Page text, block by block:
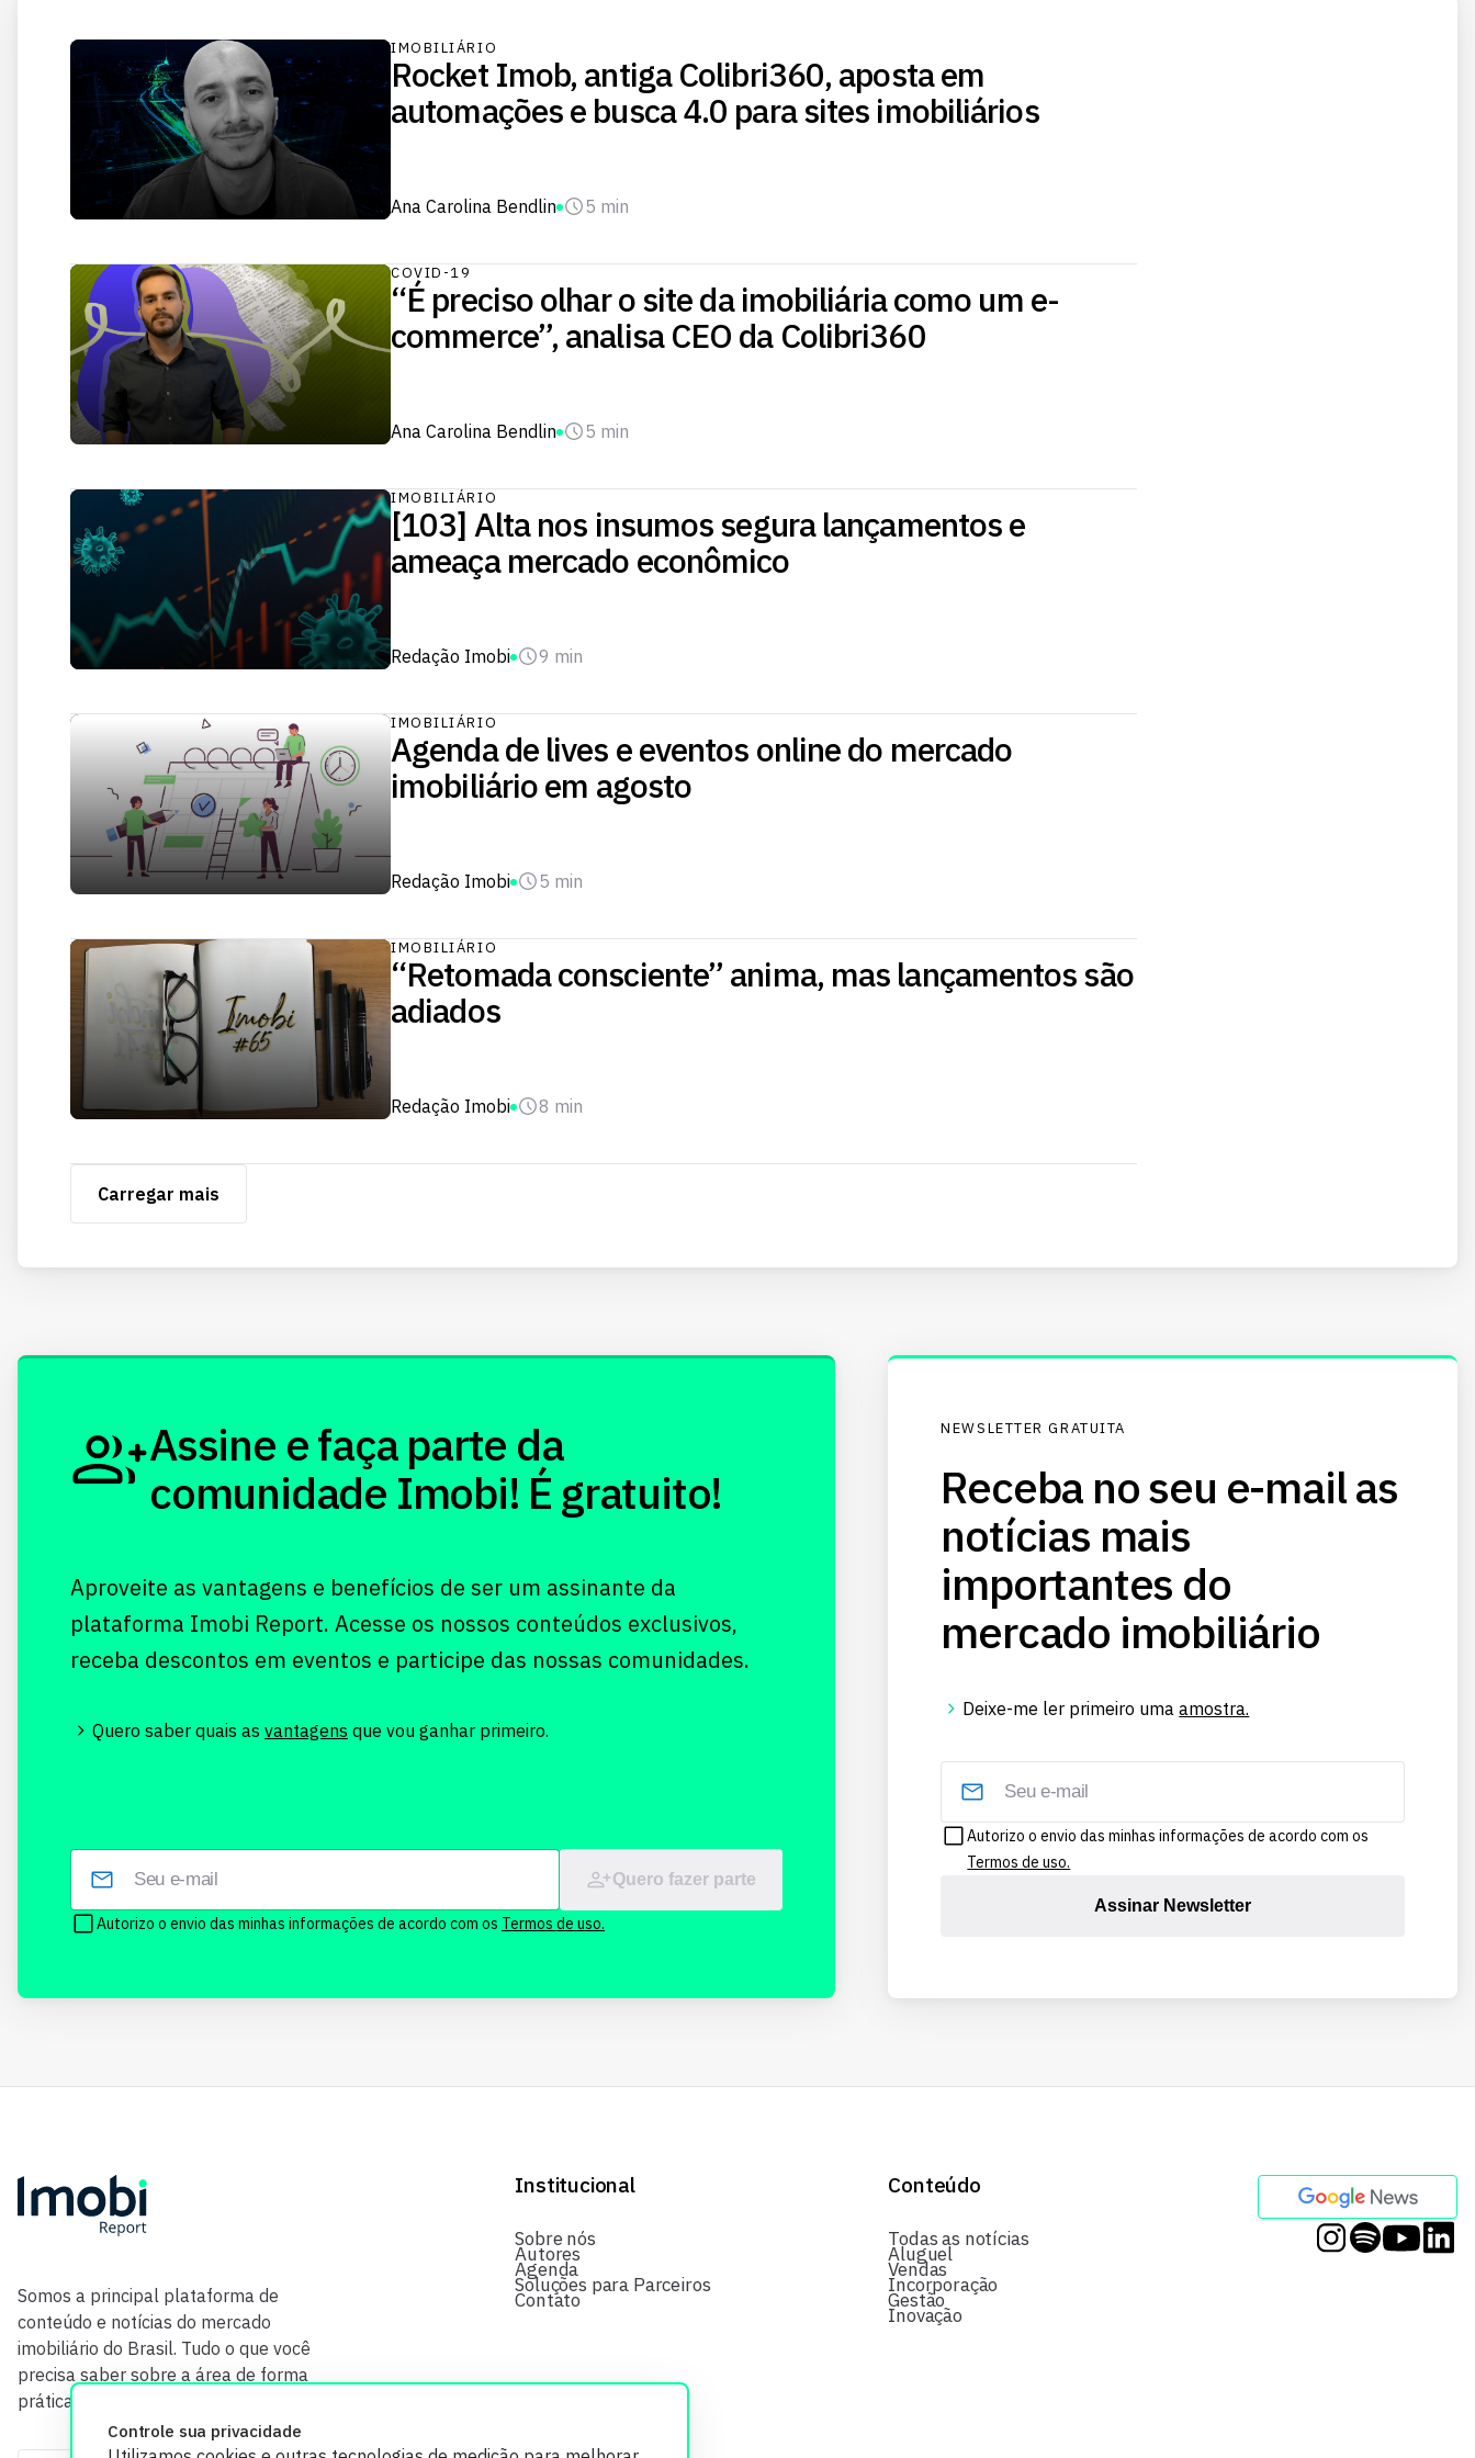
IMOBILIÁRIO
Rocket Imob, antiga Colibri360, aposta em
automações e busca 4.0 para sites imobiliários
Ana Carolina Bendlin 5 min
COVID-19
“É preciso olhar o site da imobiliária como um e-
commerce”, analisa CEO da Colibri360
Ana Carolina Bendlin 5 min
IMOBILIÁRIO
[103] Alta nos insumos segura lançamentos e
ameaça mercado econômico
Redação Imobi 9 min
IMOBILIÁRIO
Agenda de lives e eventos online do mercado
imobiliário em agosto
Redação Imobi 5 min
IMOBILIÁRIO
“Retomada consciente” anima, mas lançamentos são
adiados
Redação Imobi 8 min
Carregar mais
Controle sua privacidade
Assine e faça parte da
comunidade Imobi! É gratuito!
Aproveite as vantagens e benefícios de ser um assinante da
plataforma Imobi Report. Acesse os nossos conteúdos exclusivos,
receba descontos em eventos e participe das nossas comunidades.
Quero saber quais as vantagens que vou ganhar primeiro.
Quero fazer parte
Autorizo o envio das minhas informações de acordo com os Termos de uso.
NEWSLETTER GRATUITA
Receba no seu e-mail as
notícias mais
importantes do
mercado imobiliário
Deixe-me ler primeiro umaamostra.
Autorizo o envio das minhas informações de acordo com os
Termos de uso.
Assinar Newsletter
Somos a principal plataforma de
conteúdo e notícias do mercado
imobiliário do Brasil. Tudo o que você
precisa saber sobre a área de forma
prática e com credibilidade.
Institucional
Sobre nós
Autores
Agenda
Soluções para Parceiros
Contato
Conteúdo
Todas as notícias
Aluguel
Vendas
Incorporação
Gestão
Inovação